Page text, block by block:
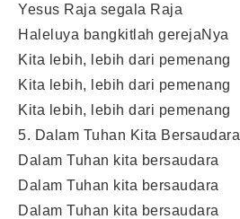
Yesus Raja segala Raja
Haleluya bangkitlah gerejaNya
Kita lebih, lebih dari pemenang
Kita lebih, lebih dari pemenang
Kita lebih, lebih dari pemenang
5. Dalam Tuhan Kita Bersaudara
Dalam Tuhan kita bersaudara
Dalam Tuhan kita bersaudara
Dalam Tuhan kita bersaudara